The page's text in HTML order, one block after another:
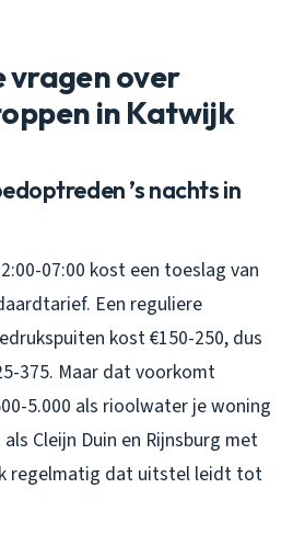
vragen over
in Katwijk
’s nachts in
07:00 kost een toeslag van
Een reguliere
kost €150-250, dus
375. Maar dat voorkomt
5.000 als rioolwater je woning
Cleijn Duin en Rijnsburg met
regelmatig dat uitstel leidt tot